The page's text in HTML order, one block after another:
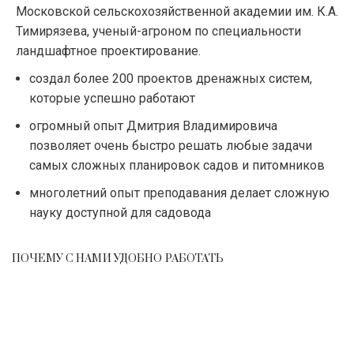
Московской сельскохозяйственной академии им. К.А.
Тимирязева, ученый-агроном по специальности
ландшафтное проектирование.
создал более 200 проектов дренажных систем,
которые успешно работают
огромный опыт Дмитрия Владимировича
позволяет очень быстро решать любые задачи
самых сложных планировок садов и питомников
многолетний опыт преподавания делает сложную
науку доступной для садовода
ПОЧЕМУ С НАМИ УДОБНО РАБОТАТЬ